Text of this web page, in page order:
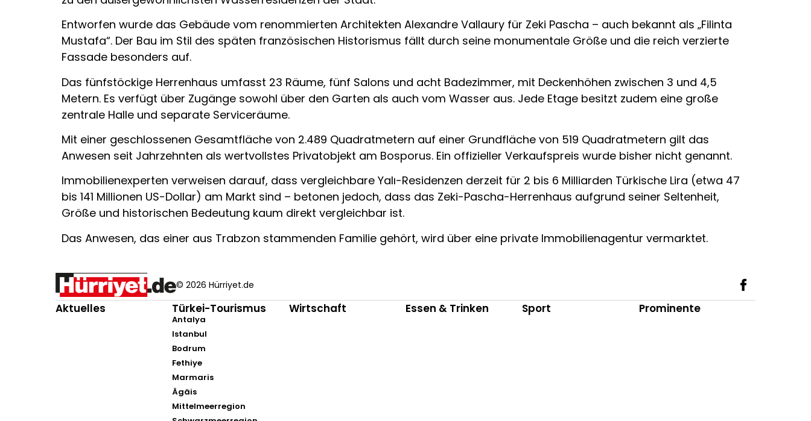
Entworfen wurde das Gebäude vom renommierten Architekten Alexandre Vallaury für Zeki Pascha – auch bekannt als „Filinta
Mustafa“. Der Bau im Stil des späten französischen Historismus fällt durch seine monumentale Größe und die reich verzierte
Fassade besonders auf.
Das fünfstöckige Herrenhaus umfasst 23 Räume, fünf Salons und acht Badezimmer, mit Deckenhöhen zwischen 3 und 4,5
Metern. Es verfügt über Zugänge sowohl über den Garten als auch vom Wasser aus. Jede Etage besitzt zudem eine große
zentrale Halle und separate Serviceräume.
Mit einer geschlossenen Gesamtfläche von 2.489 Quadratmetern auf einer Grundfläche von 519 Quadratmetern gilt das
Anwesen seit Jahrzehnten als wertvollstes Privatobjekt am Bosporus. Ein offizieller Verkaufspreis wurde bisher nicht genannt.
Immobilienexperten verweisen darauf, dass vergleichbare Yalı-Residenzen derzeit für 2 bis 6 Milliarden Türkische Lira (etwa 47
bis 141 Millionen US-Dollar) am Markt sind – betonen jedoch, dass das Zeki-Pascha-Herrenhaus aufgrund seiner Seltenheit,
Größe und historischen Bedeutung kaum direkt vergleichbar ist.
Das Anwesen, das einer aus Trabzon stammenden Familie gehört, wird über eine private Immobilienagentur vermarktet.
© 2026 Hürriyet.de
Aktuelles Türkei-Tourismus
Antalya
Istanbul
Bodrum
Fethiye
Marmaris
Ägäis
Mittelmeerregion
Wirtschaft Essen & Trinken Sport Prominente